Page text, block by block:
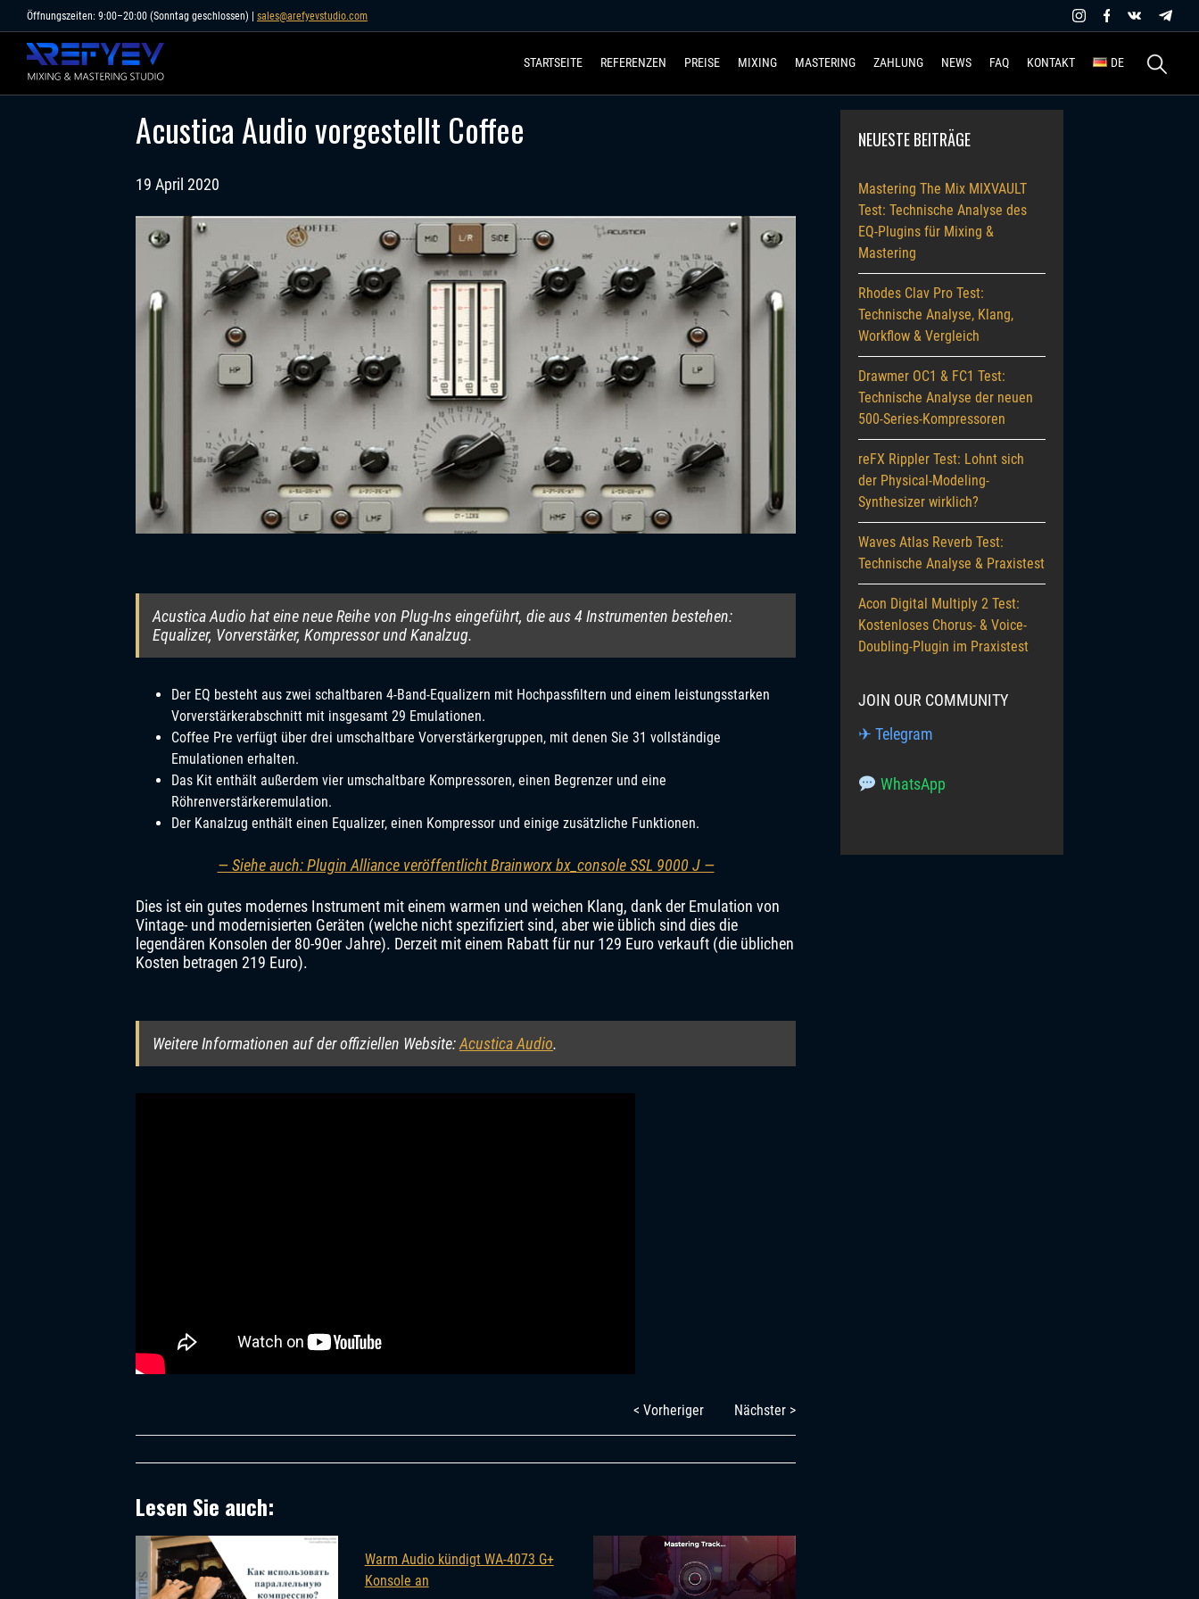
to
content
Öffnungszeiten: 9:00–20:00 (Sonntag geschlossen) | sales@arefyevstudio.com
STARTSEITE REFERENZEN PREISE MIXING MASTERING ZAHLUNG NEWS FAQ KONTAKT DE
Suchen
nach:
Acustica Audio vorgestellt Coffee
19 April 2020
Acustica Audio hat eine neue Reihe von Plug-Ins eingeführt, die aus 4 Instrumenten bestehen:
Equalizer, Vorverstärker, Kompressor und Kanalzug.
Der EQ besteht aus zwei schaltbaren 4-Band-Equalizern mit Hochpassfiltern und einem leistungsstarken
Vorverstärkerabschnitt mit insgesamt 29 Emulationen.
Coffee Pre verfügt über drei umschaltbare Vorverstärkergruppen, mit denen Sie 31 vollständige
Emulationen erhalten.
Das Kit enthält außerdem vier umschaltbare Kompressoren, einen Begrenzer und eine
Röhrenverstärkeremulation.
Der Kanalzug enthält einen Equalizer, einen Kompressor und einige zusätzliche Funktionen.
— Siehe auch: Plugin Alliance veröffentlicht Brainworx bx_console SSL 9000 J —
Dies ist ein gutes modernes Instrument mit einem warmen und weichen Klang, dank der Emulation von
Vintage- und modernisierten Geräten (welche nicht spezifiziert sind, aber wie üblich sind dies die
legendären Konsolen der 80-90er Jahre). Derzeit mit einem Rabatt für nur 129 Euro verkauft (die üblichen
Kosten betragen 219 Euro).
Weitere Informationen auf der offiziellen Website:Acustica Audio.
< Vorheriger Nächster >
Lesen Sie auch:
Warm Audio kündigt WA-4073 G+
Konsole an
NEUESTE BEITRÄGE
Mastering The Mix MIXVAULT
Test: Technische Analyse des
EQ-Plugins für Mixing &
Mastering
Rhodes Clav Pro Test:
Technische Analyse, Klang,
Workflow & Vergleich
Drawmer OC1 & FC1 Test:
Technische Analyse der neuen
500-Series-Kompressoren
reFX Rippler Test: Lohnt sich
der Physical-Modeling-
Synthesizer wirklich?
Waves Atlas Reverb Test:
Technische Analyse & Praxistest
Acon Digital Multiply 2 Test:
Kostenloses Chorus- & Voice-
Doubling-Plugin im Praxistest
JOIN OUR COMMUNITY
✈ Telegram
WhatsApp